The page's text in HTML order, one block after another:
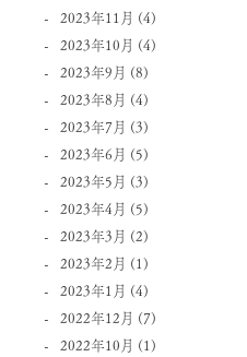
2023年11月 (4)
2023年10月 (4)
2023年9月 (8)
2023年8月 (4)
2023年7月 (3)
2023年6月 (5)
2023年5月 (3)
2023年4月 (5)
2023年3月 (2)
2023年2月 (1)
2023年1月 (4)
2022年12月 (7)
2022年10月 (1)